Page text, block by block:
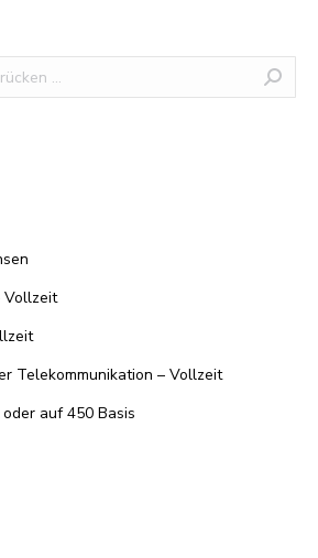
Vollzeit
Telekommunikation – Vollzeit
auf 450 Basis